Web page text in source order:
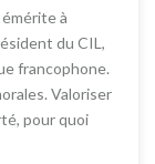
à
du CIL,
francophone.
Valoriser
pour quoi